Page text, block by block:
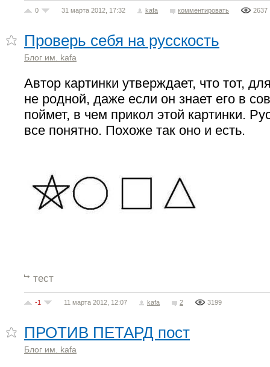
0 31 марта 2012, 17:32 kafa комментировать 2637
Проверь себя на русскость
Блог им. kafa
Автор картинки утверждает, что тот,
не родной, даже если он знает его в
поймет, в чем прикол этой картинки.
все понятно. Похоже так оно и есть.
тест
-1 11 марта 2012, 12:07 kafa 2 3199
ПРОТИВ ПЕТАРД пост
Блог им. kafa